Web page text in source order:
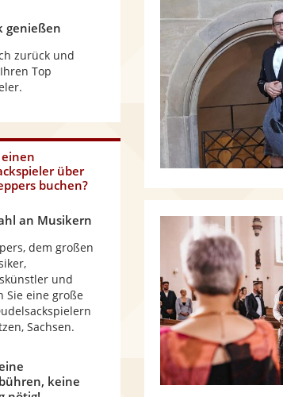
genießen
zurück und
Top
einen
über
buchen?
an Musikern
dem großen
und
Sie eine große
Sachsen.
keine